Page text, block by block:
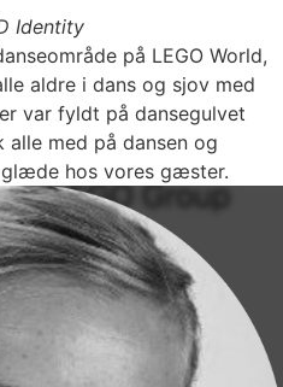
Identity
på LEGO World,
aldre i dans og sjov med
var fyldt på dansegulvet
alle med på dansen og
hos vores gæster.